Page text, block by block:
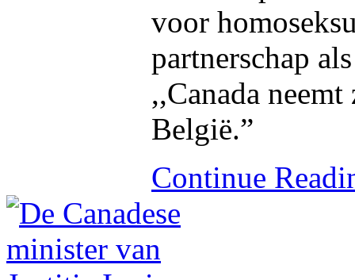
voor
partnerschap
,,Canada
België.”
Continue